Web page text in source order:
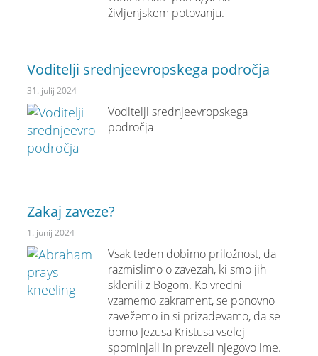
življenjskem potovanju.
Voditelji srednjeevropskega področja
31. julij 2024
Voditelji srednjeevropskega
področja
Zakaj zaveze?
1. junij 2024
Vsak teden dobimo priložnost, da
razmislimo o zavezah, ki smo jih
sklenili z Bogom. Ko vredni
vzamemo zakrament, se ponovno
zavežemo in si prizadevamo, da se
bomo Jezusa Kristusa vselej
spominjali in prevzeli njegovo ime.